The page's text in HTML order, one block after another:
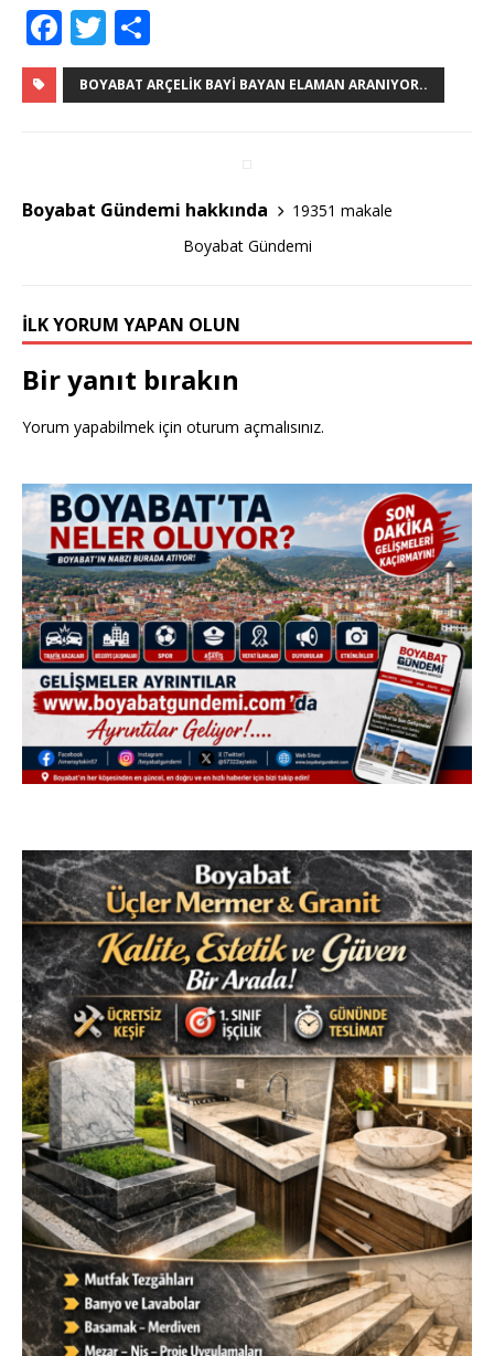
F
a
c
o
T
w
it
h
ar
BOYABAT ARÇELIK BAYI BAYAN ELAMAN ARANIYOR..
Boyabat Gündemi hakkında
19351 makale
Boyabat Gündemi
İLK YORUM YAPAN OLUN
Bir yanıt bırakın
Yorum yapabilmek için oturum açmalısınız.